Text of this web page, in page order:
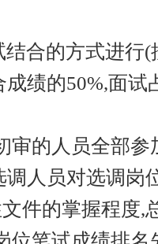
合的方式进行
绩的50%,面试
审的人员全部
调人员对选调岗
件的掌握程度,